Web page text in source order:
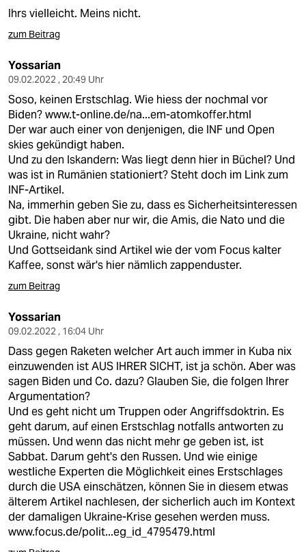
Ihrs vielleicht. Meins nicht.
zum Beitrag
Yossarian
09.02.2022 , 20:49 Uhr
Soso, keinen Erstschlag. Wie hiess der nochmal vor
Biden?www.t-online.de/na...em-atomkoffer.html
Der war auch einer von denjenigen, die INF und Open
skies gekündigt haben.
Und zu den Iskandern: Was liegt denn hier in Büchel? Und
was ist in Rumänien stationiert? Steht doch im Link zum
INF-Artikel.
Na, immerhin geben Sie zu, dass es Sicherheitsinteressen
gibt. Die haben aber nur wir, die Amis, die Nato und die
Ukraine, nicht wahr?
Und Gottseidank sind Artikel wie der vom Focus kalter
Kaffee, sonst wär's hier nämlich zappenduster.
zum Beitrag
Yossarian
09.02.2022 , 16:04 Uhr
Dass gegen Raketen welcher Art auch immer in Kuba nix
einzuwenden ist AUS IHRER SICHT, ist ja schön. Aber was
sagen Biden und Co. dazu? Glauben Sie, die folgen Ihrer
Argumentation?
Und es geht nicht um Truppen oder Angriffsdoktrin. Es
geht darum, auf einen Erstschlag notfalls antworten zu
müssen. Und wenn das nicht mehr ge geben ist, ist
Sabbat. Darum geht's den Russen. Und wie einige
westliche Experten die Möglichkeit eines Erstschlages
durch die USA einschätzen, können Sie in diesem etwas
älterem Artikel nachlesen, der sicherlich auch im Kontext
der damaligen Ukraine-Krise gesehen werden muss.
www.focus.de/polit...eg_id_4795479.html